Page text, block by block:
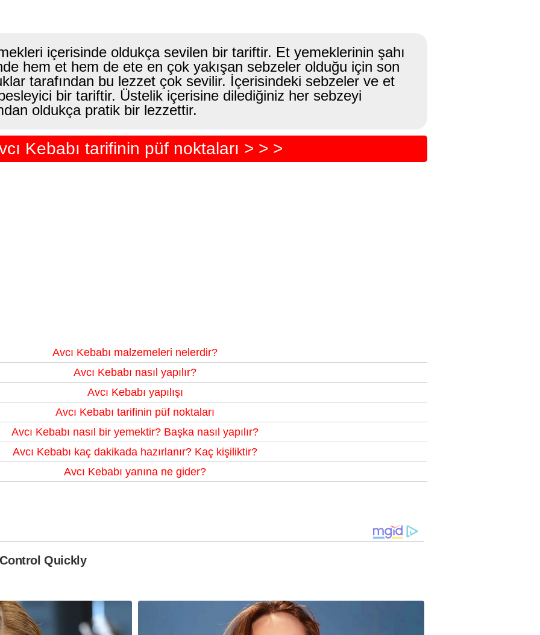
içerisinde oldukça sevilen bir tariftir. Et yemeklerinin şahı
hem et hem de ete en çok yakışan sebzeler olduğu için son
tarafından bu lezzet çok sevilir. İçerisindeki sebzeler ve et
bir tariftir. Üstelik içerisine dilediğiniz her sebzeyi
oldukça pratik bir lezzettir.
Kebabı tarifinin püf noktaları > > >
Avcı Kebabı malzemeleri nelerdir?
Avcı Kebabı nasıl yapılır?
Avcı Kebabı yapılışı
Avcı Kebabı tarifinin püf noktaları
Avcı Kebabı nasıl bir yemektir? Başka nasıl yapılır?
Avcı Kebabı kaç dakikada hazırlanır? Kaç kişiliktir?
Avcı Kebabı yanına ne gider?